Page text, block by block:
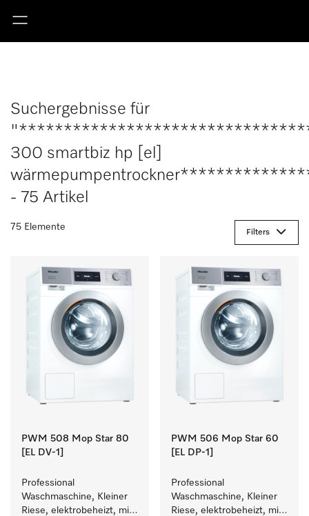
Suchergebnisse für
300 smartbiz hp [el]
- 75 Artikel
75 Elemente
Filters
PWM 508 Mop Star 80
[EL DV-1]
Professional
Waschmaschine, Kleiner
Riese, elektrobeheizt, mit
PWM 506 Mop Star 60
[EL DP-1]
Professional
Waschmaschine, Kleiner
Riese, elektrobeheizt, mit